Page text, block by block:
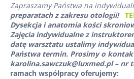
Zapraszamy Państwa na
preparatach z zakresu otologii!
Dysekcja i anatomia kości
Zajęcia indywidualne z
datę warsztatu ustalimy
Państwa termin. Prosimy o
karolina.sawczuk@luxmed.pl – nr
ramach współpracy oferujemy: